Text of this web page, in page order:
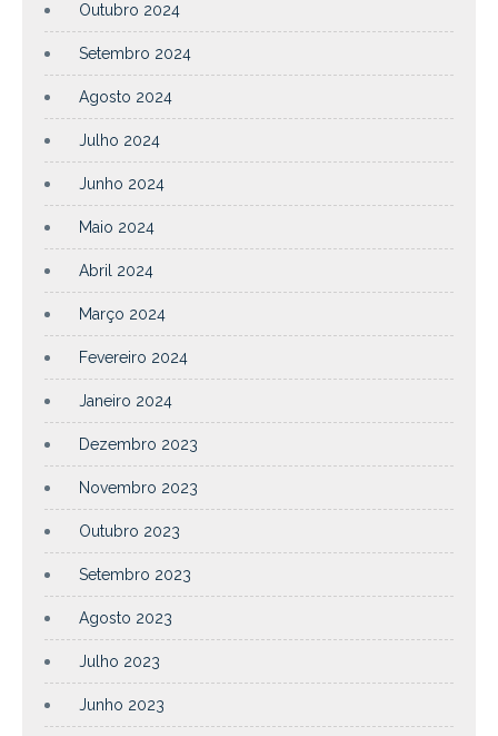
Outubro 2024
Setembro 2024
Agosto 2024
Julho 2024
Junho 2024
Maio 2024
Abril 2024
Março 2024
Fevereiro 2024
Janeiro 2024
Dezembro 2023
Novembro 2023
Outubro 2023
Setembro 2023
Agosto 2023
Julho 2023
Junho 2023